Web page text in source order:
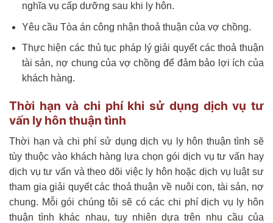
nghĩa vụ cấp dưỡng sau khi ly hôn.
Yêu cầu Tòa án công nhận thoả thuận của vợ chồng.
Thực hiện các thủ tục pháp lý giải quyết các thoả thuận
tài sản, nợ chung của vợ chồng để đảm bảo lợi ích của
khách hàng.
Thời hạn và chi phí khi sử dụng dịch vụ tư
vấn ly hôn thuận tình
Thời hạn và chi phí sử dụng dịch vụ ly hôn thuận tình sẽ
tùy thuộc vào khách hàng lựa chọn gói dịch vụ tư vấn hay
dịch vụ tư vấn và theo dõi việc ly hôn hoặc dịch vụ luật sư
tham gia giải quyết các thoả thuận về nuôi con, tài sản, nợ
chung. Mỗi gói chúng tôi sẽ có các chi phí dịch vụ ly hôn
thuận tình khác nhau, tuy nhiên dựa trên nhu cầu của